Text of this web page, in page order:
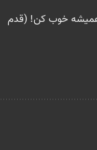
همیشه خوب کن! (قدم